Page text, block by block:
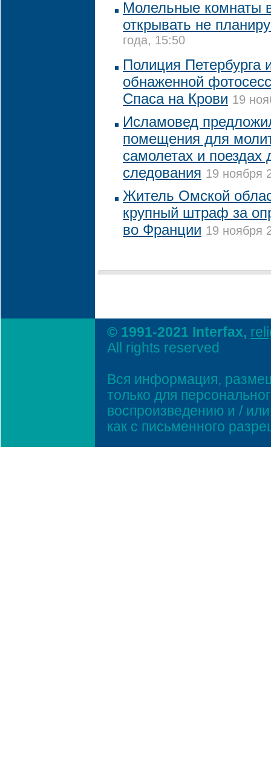
Молельные комнаты
открывать не
года, 15:50
Полиция Петербурга
обнаженной
Спаса на Крови 19
Исламовед
помещения для
самолетах и поездах
следования 19 ноября
Житель Омской
крупный штраф за
во Франции 19 ноября
© 1991-2021 Interfax,
All rights reserved
Вся информация,
только для
воспроизведению и /
как с письменного